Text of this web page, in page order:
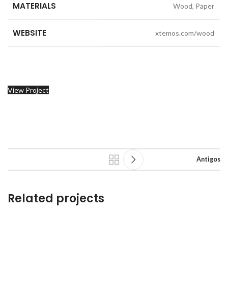
MATERIALS Wood, Paper
WEBSITE xtemos.com/wood
View Project
Antigos
Related projects